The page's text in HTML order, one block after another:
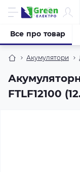
Акумулятори
FTLF12100
Все про товар